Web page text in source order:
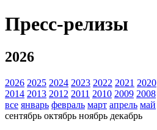
Пресс-релизы
2026
2026 2025 2024 2023 2022 2021 2020
2014 2013 2012 2011 2010 2009 2008
все январь февраль март апрель май
сентябрь октябрь ноябрь декабрь